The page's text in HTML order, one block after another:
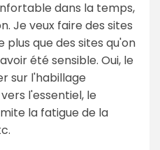
dans la temps,
Je veux faire des sites
que des sites qu'on
été sensible. Oui, le
sur l'habillage
l'essentiel, le
la fatigue de la